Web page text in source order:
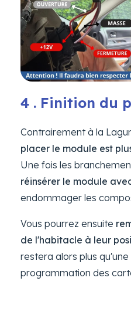
4 . Finition du
Contrairement à la
placer le module est
Une fois les
réinsérer le module
endommager les
Vous pourrez ensuite
de l'habitacle à leur
restera alors plus
programmation des